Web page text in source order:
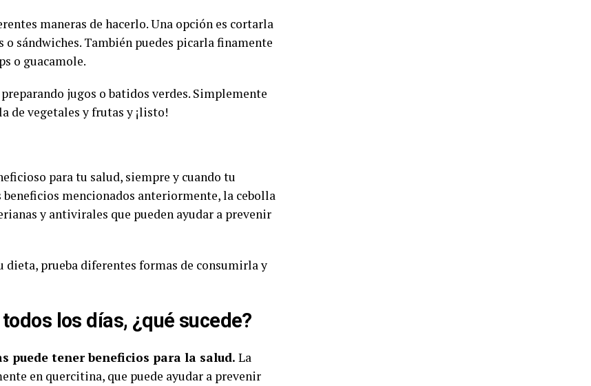
maneras de hacerlo. Una opción es cortarla
o sándwiches. También puedes picarla finamente
o guacamole.
jugos o batidos verdes. Simplemente
de vegetales y frutas y ¡listo!
para tu salud, siempre y cuando tu
mencionados anteriormente, la cebolla
y antivirales que pueden ayudar a prevenir
prueba diferentes formas de consumirla y
los días, ¿qué sucede?
puede tener beneficios para la salud. La
en quercitina, que puede ayudar a prevenir